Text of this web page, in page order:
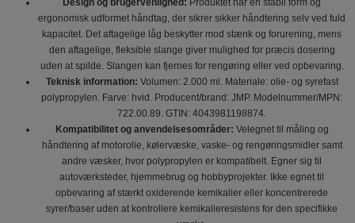
ergonomisk udformet håndtag, der sikrer sikker håndtering selv ved fuld
kapacitet. Det aftagelige låg beskytter mod stænk og forurening, mens
den aftagelige, fleksible slange giver mulighed for præcis dosering
uden at spilde. Slangen kan fjernes for rengøring eller ved opbevaring.
Teknisk information: Volumen: 2.000 ml. Materiale: olie- og syrefast
polypropylen. Farve: hvid. Producent/brand: JMP. Modelnummer/MPN:
722.00.89. GTIN: 4043981198874.
Kompatibilitet og anvendelsesområder: Velegnet til måling og
håndtering af motorolie, kølervæske, vaske- og rengøringsmidler samt
andre væsker, hvor polypropylen er kompatibelt. Egner sig til
autoværksteder, hjemmebrug og hobbyprojekter. Ikke egnet til
opbevaring af stærkt oxiderende kemikalier eller koncentrerede
syrer/baser uden at kontrollere kemikalieresistens for den specifikke